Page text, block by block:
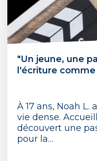
"Un jeune, une
l'écriture
À 17 ans, Noah L.
vie dense.
découvert une
pour la…